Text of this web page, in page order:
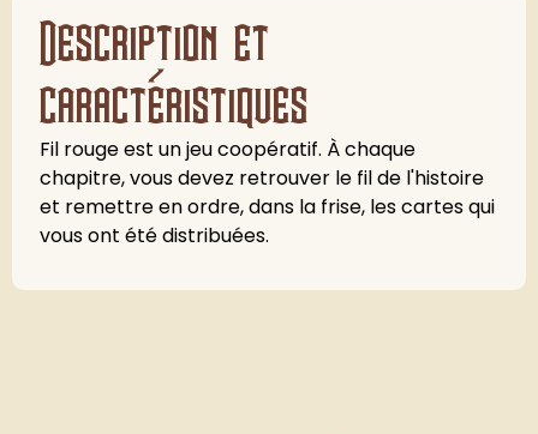
Description et
caractéristiques
Fil rouge est un jeu coopératif. À chaque
chapitre, vous devez retrouver le fil de l'histoire
et remettre en ordre, dans la frise, les cartes qui
vous ont été distribuées.